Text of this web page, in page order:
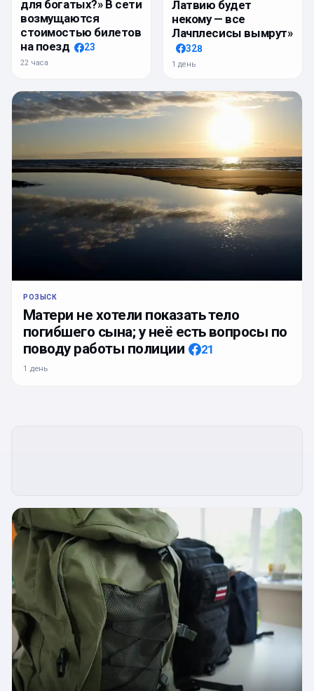
для богатых?» В сети
возмущаются
стоимостью билетов
на поезд
23
22 часа
Латвию будет
некому — все
Лачплесисы вымрут»
328
1 день
РОЗЫСК
Матери не хотели показать тело
погибшего сына; у неё есть вопросы по
поводу работы полиции
21
1 день